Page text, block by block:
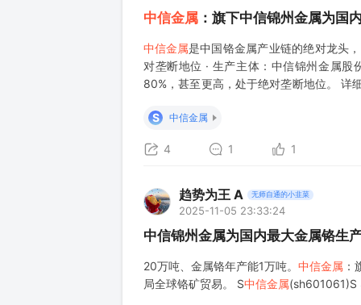
中信金属 ：旗下中信锦州金属为国
中信金属是中国铬金属产业链的绝对龙头
对垄断地位 · 生产主体：中信锦州金属股
80%，甚至更高，处于绝对垄断地位。 详
S
中信金属
4 1 1
趋势为王 A 无师自通的小韭菜
2025-11-05 23:33:24
中信锦州金属为国内最大金属铬生
20万吨、金属铬年产能1万吨。 中信金属
局全球铬矿贸易。 S中信金属(sh601061)S